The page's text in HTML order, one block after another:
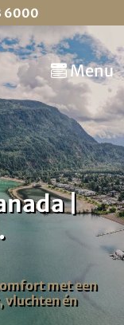
6000
Menu
|
met een
vluchten én